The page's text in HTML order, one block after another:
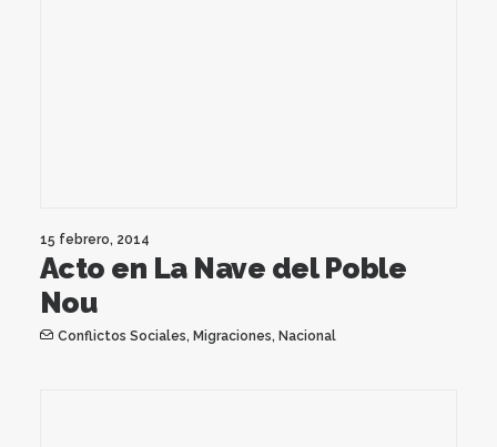
15 febrero, 2014
Acto en La Nave del Poble
Nou
Conflictos Sociales, Migraciones, Nacional